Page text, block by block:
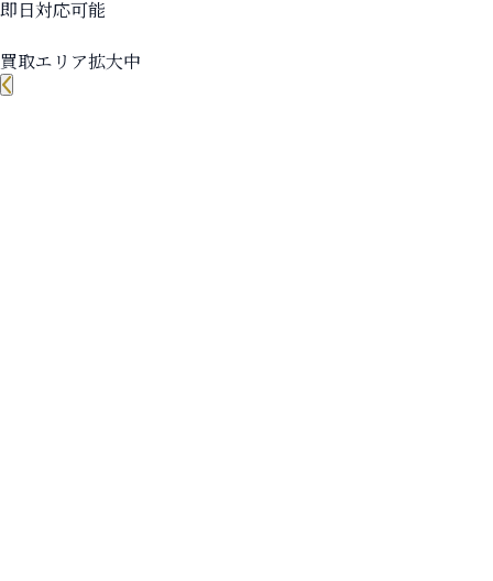
即日対応可能
買取エリア拡大中